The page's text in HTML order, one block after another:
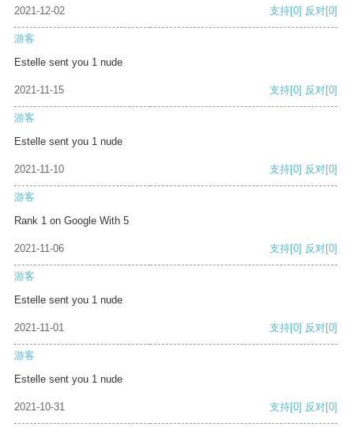
2021-12-02 支持[0] 反对[0]
游客
Estelle sent you 1 nude
2021-11-15 支持[0] 反对[0]
游客
Estelle sent you 1 nude
2021-11-10 支持[0] 反对[0]
游客
Rank 1 on Google With 5
2021-11-06 支持[0] 反对[0]
游客
Estelle sent you 1 nude
2021-11-01 支持[0] 反对[0]
游客
Estelle sent you 1 nude
2021-10-31 支持[0] 反对[0]